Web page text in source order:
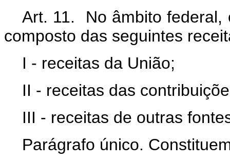
Art. 11. No âmbito federal,
composto das seguintes
I - receitas da União;
II - receitas das
III - receitas de outras
Parágrafo único.